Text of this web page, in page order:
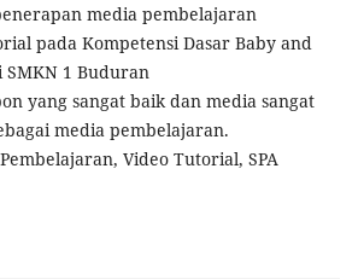
media pembelajaran
pada Kompetensi Dasar Baby and
1 Buduran
yang sangat baik dan media sangat
media pembelajaran.
Video Tutorial, SPA